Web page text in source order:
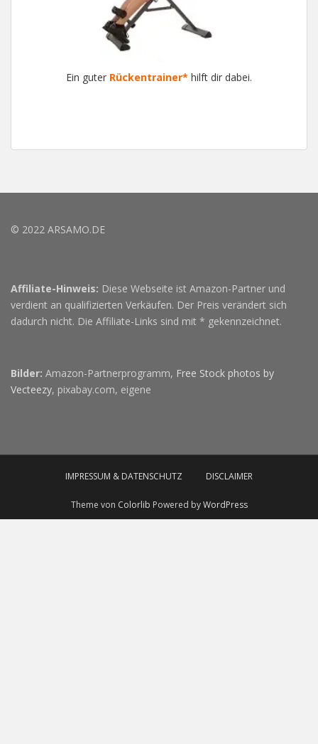
Ein guter Rückentrainer* hilft dir dabei.
© 2022 ARSAMO.DE
Affiliate-Hinweis: Diese Webseite ist Amazon-Partner und
verdient an qualifizierten Verkäufen. Der Preis verändert sich
dadurch nicht. Die Affiliate-Links sind mit * gekennzeichnet.
Bilder: Amazon-Partnerprogramm, Free Stock photos by
Vecteezy, pixabay.com, eigene
IMPRESSUM & DATENSCHUTZ DISCLAIMER
Theme von Colorlib Powered byWordPress